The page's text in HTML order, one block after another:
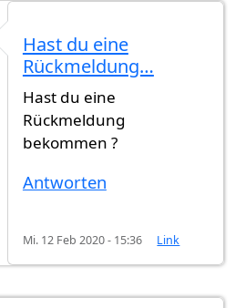
vonBill (nicht überprüft)
Hast du eine
Rückmeldung…
Hast du eine
Rückmeldung
bekommen ?
Antworten
Mi. 12 Feb 2020 - 15:36 Link